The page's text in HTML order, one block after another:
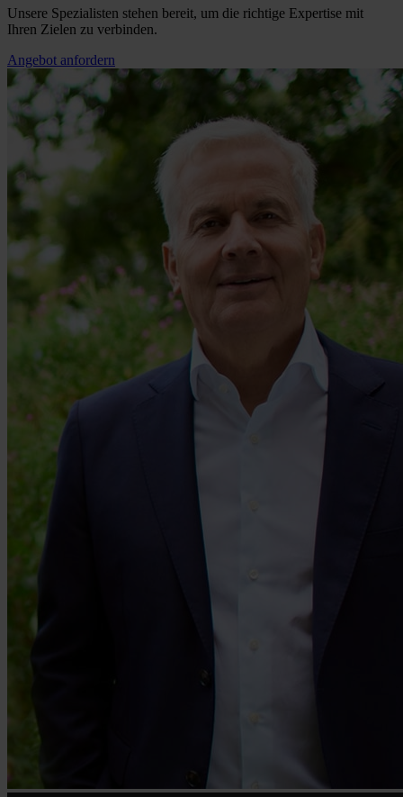
Unsere Spezialisten stehen bereit, um die richtige Expertise mit
Ihren Zielen zu verbinden.
Angebot anfordern